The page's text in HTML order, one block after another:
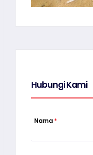
Hubungi Kami
Nama *